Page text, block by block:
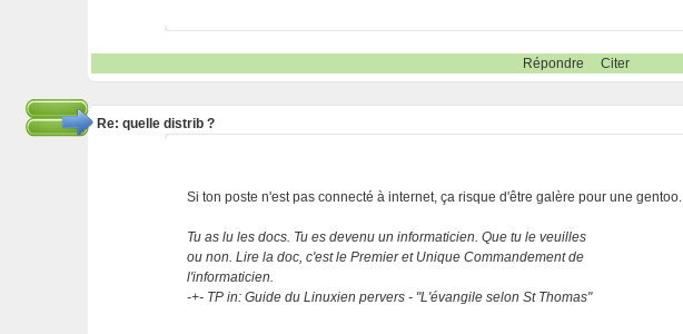
Répondre Citer
Re: quelle distrib ?
Si ton poste n'est pas connecté à internet, ça risque d'être galère pour une gentoo.
Tu as lu les docs. Tu es devenu un informaticien. Que tu le veuilles
ou non. Lire la doc, c'est le Premier et Unique Commandement de
l'informaticien.
-+- TP in: Guide du Linuxien pervers - "L'évangile selon St Thomas"